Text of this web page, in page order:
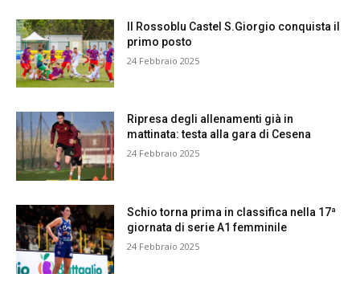
Il Rossoblu Castel S.Giorgio conquista il
primo posto
24 Febbraio 2025
Ripresa degli allenamenti già in
mattinata: testa alla gara di Cesena
24 Febbraio 2025
Schio torna prima in classifica nella 17ª
giornata di serie A1 femminile
24 Febbraio 2025